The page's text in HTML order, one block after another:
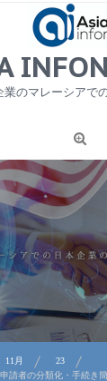
MENU
シー及び著作
業のマレーシアで
11月
23
請者の分類化・手続き